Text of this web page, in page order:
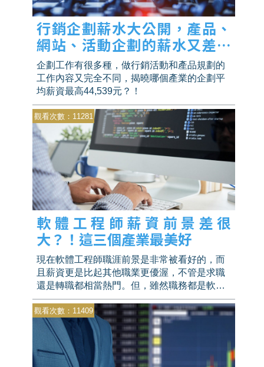
行銷企劃薪水大公開，產品、
網站、活動企劃的薪水又差多
少？
企劃工作有很多種，做行銷活動和產品規劃的
工作內容又完全不同，揭曉哪個產業的企劃平
均薪資最高44,539元？！
觀看次數：11281
軟體工程師薪資前景差很
大？！這三個產業最美好
現在軟體工程師職涯前景是非常被看好的，而
且薪資更是比起其他職業更優渥，不管是求職
還是轉職都相當熱門。但，雖然職務都是軟體
工程師，在這行中那些難被淘汰且薪資頂尖的
佼佼者，都不只單會「寫程式」而已，薪資還
因此落差甚大，快讓我們跟著Wow趨勢一探究
竟！
觀看次數：11409